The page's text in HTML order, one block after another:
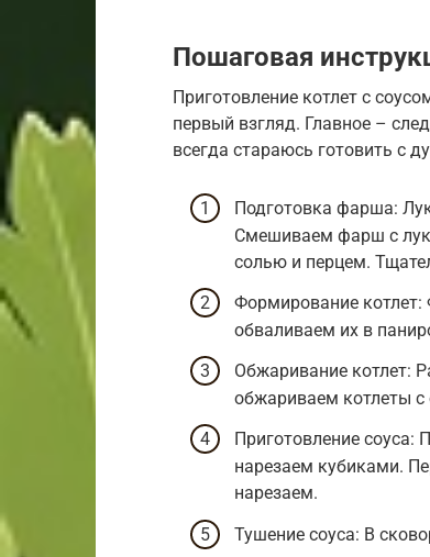
Пошаговая
Приготовление котлет с
первый взгляд. Главное –
всегда стараюсь готовить с
Подготовка фарша:
Смешиваем фарш с
солью и перцем.
Формирование
обваливаем их в
Обжаривание котлет:
обжариваем котлеты с
Приготовление
нарезаем кубиками.
нарезаем.
Тушение соуса: В